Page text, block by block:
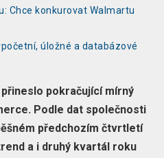
Chce konkurovat Walmartu
úložné a databázové
pokračující mírný
Podle dat společnosti
předchozím čtvrtletí
a i druhý kvartál roku